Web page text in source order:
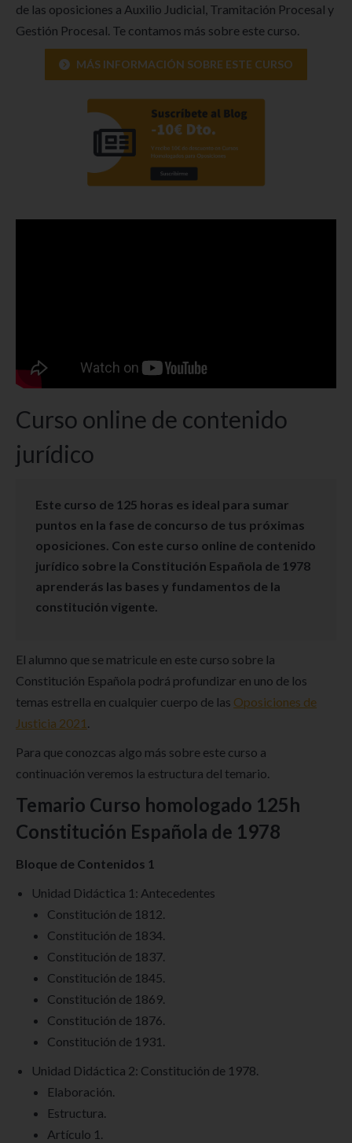
de las oposiciones a Auxilio Judicial, Tramitación Procesal y
Gestión Procesal. Te contamos más sobre este curso.
MÁS INFORMACIÓN SOBRE ESTE CURSO
Curso online de contenido
jurídico
Este curso de 125 horas es ideal para sumar
puntos en la fase de concurso de tus próximas
oposiciones. Con este curso online de contenido
jurídico sobre la Constitución Española de 1978
aprenderás las bases y fundamentos de la
constitución vigente.
El alumno que se matricule en este curso sobre la
Constitución Española podrá profundizar en uno de los
temas estrella en cualquier cuerpo de las Oposiciones de
Justicia 2021 .
Para que conozcas algo más sobre este curso a
continuación veremos la estructura del temario.
Temario Curso homologado 125h
Constitución Española de 1978
Bloque de Contenidos 1
Unidad Didáctica 1: Antecedentes
Constitución de 1812.
Constitución de 1834.
Constitución de 1837.
Constitución de 1845.
Constitución de 1869.
Constitución de 1876.
Constitución de 1931.
Unidad Didáctica 2: Constitución de 1978.
Elaboración.
Estructura.
Artículo 1.